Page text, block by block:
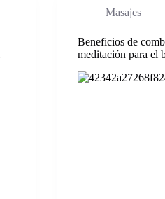
Masajes
Beneficios de
meditación para el